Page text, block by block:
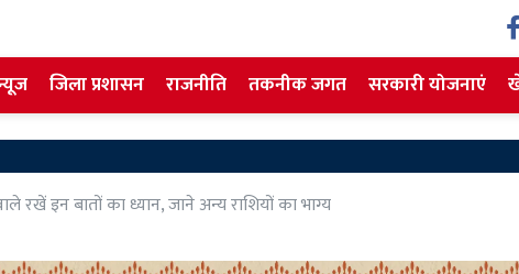
जिला प्रशासन राजनीति तकनीक जगत सरकारी योजनाएं
इन बातों का ध्यान, जाने अन्य राशियों का भाग्य